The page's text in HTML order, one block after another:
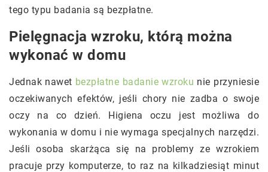
tego typu badania są bezpłatne.
Pielęgnacja wzroku, którą można
wykonać w domu
Jednak nawet bezpłatne badanie wzroku nie przyniesie
oczekiwanych efektów, jeśli chory nie zadba o swoje
oczy na co dzień. Higiena oczu jest możliwa do
wykonania w domu i nie wymaga specjalnych narzędzi.
Jeśli osoba skarżąca się na problemy ze wzrokiem
pracuje przy komputerze, to raz na kilkadziesiąt minut